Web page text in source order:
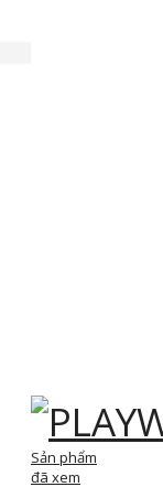
Sản phẩm
đã xem